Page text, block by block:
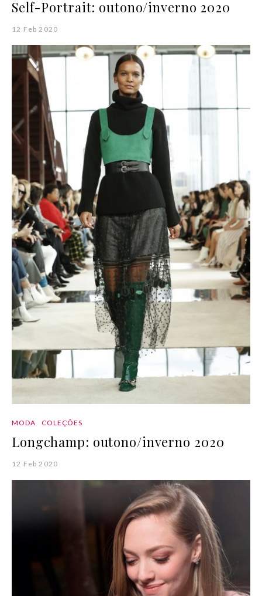
Self-Portrait: outono/inverno 2020
12 Feb 2020
MODA COLEÇÕES
Longchamp: outono/inverno 2020
12 Feb 2020